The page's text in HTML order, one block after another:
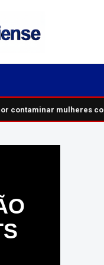
contaminar mulheres